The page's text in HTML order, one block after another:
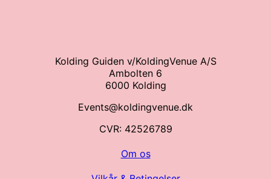
Kolding Guiden v/KoldingVenue A/S
Ambolten 6
6000 Kolding
Events@koldingvenue.dk
CVR: 42526789
Om os